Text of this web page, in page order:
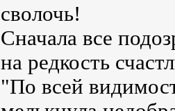
сволочь!
Сначала все
на редкость
"По всей